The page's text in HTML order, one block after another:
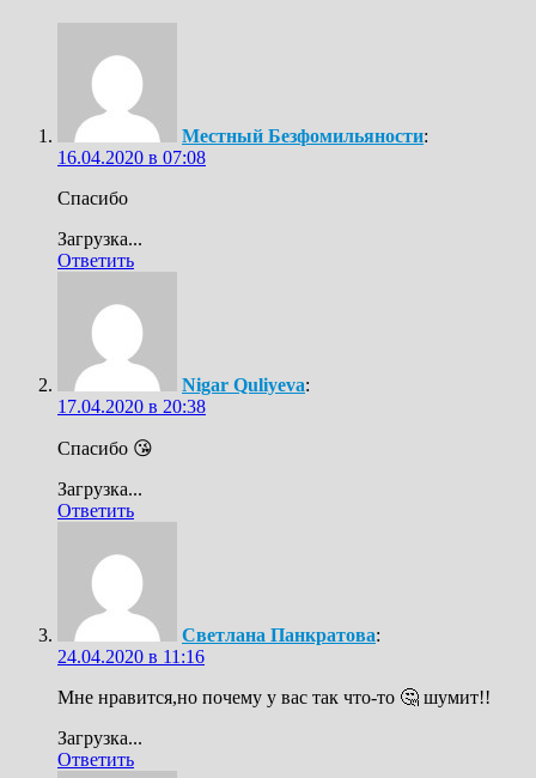
Местный Безфомильяности:
16.04.2020 в 07:08
Спасибо
Загрузка...
Ответить
Nigar Quliyeva:
17.04.2020 в 20:38
Спасибо 😘
Загрузка...
Ответить
Светлана Панкратова:
24.04.2020 в 11:16
Мне нравится,но почему у вас так что-то 🤔 шумит!!
Загрузка...
Ответить